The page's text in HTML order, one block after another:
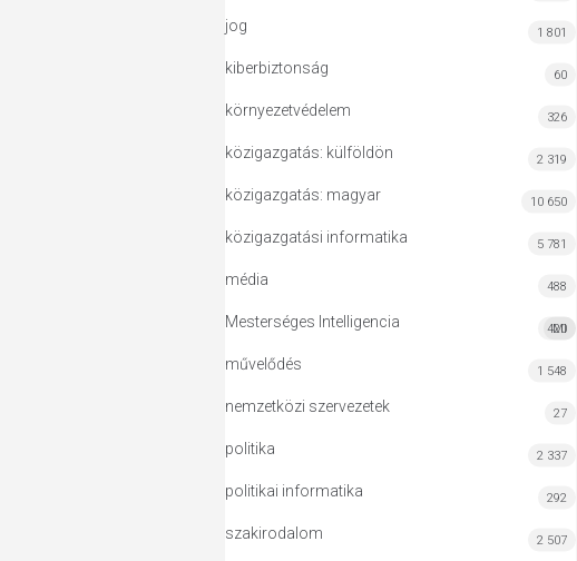
jog 1 801
kiberbiztonság 60
környezetvédelem 326
közigazgatás: külföldön 2 319
közigazgatás: magyar 10 650
közigazgatási informatika 5 781
média 488
Mesterséges Intelligencia MI
420
művelődés 1 548
nemzetközi szervezetek 27
politika 2 337
politikai informatika 292
szakirodalom 2 507